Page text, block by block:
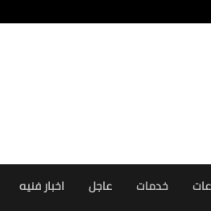
خدمات عاجل اخبار فنيه